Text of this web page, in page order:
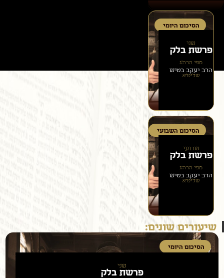
הסיכום היומי
שני
פרשתבלק
מפי הרה״ג
הרב יעקב בטיש
שליט״א
הסיכום השבועי
שבועי
פרשתבלק
מפי הרה״ג
הרב יעקב בטיש
שליט״א
שיעורים שונים:
הסיכום היומי
שני
פרשתבלק